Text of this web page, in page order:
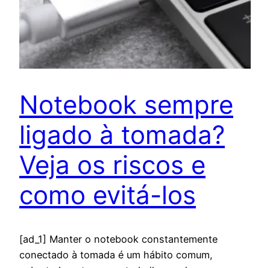
Notebook sempre
ligado à tomada?
Veja os riscos e
como evitá-los
[ad_1] Manter o notebook constantemente
conectado à tomada é um hábito comum,